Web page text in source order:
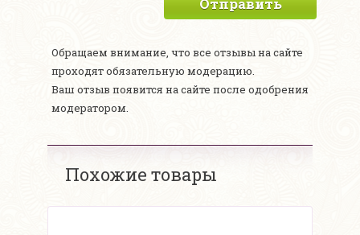
Отправить
Обращаем внимание, что все отзывы на сайте
проходят обязательную модерацию.
Ваш отзыв появится на сайте после одобрения
модератором.
Похожие товары